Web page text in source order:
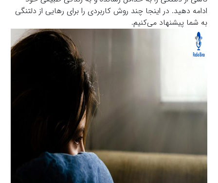
ادامه دهید. در اینجا چند روش کاربردی را برای رهایی از دلتنگی
به شما پیشنهاد می‌کنیم.